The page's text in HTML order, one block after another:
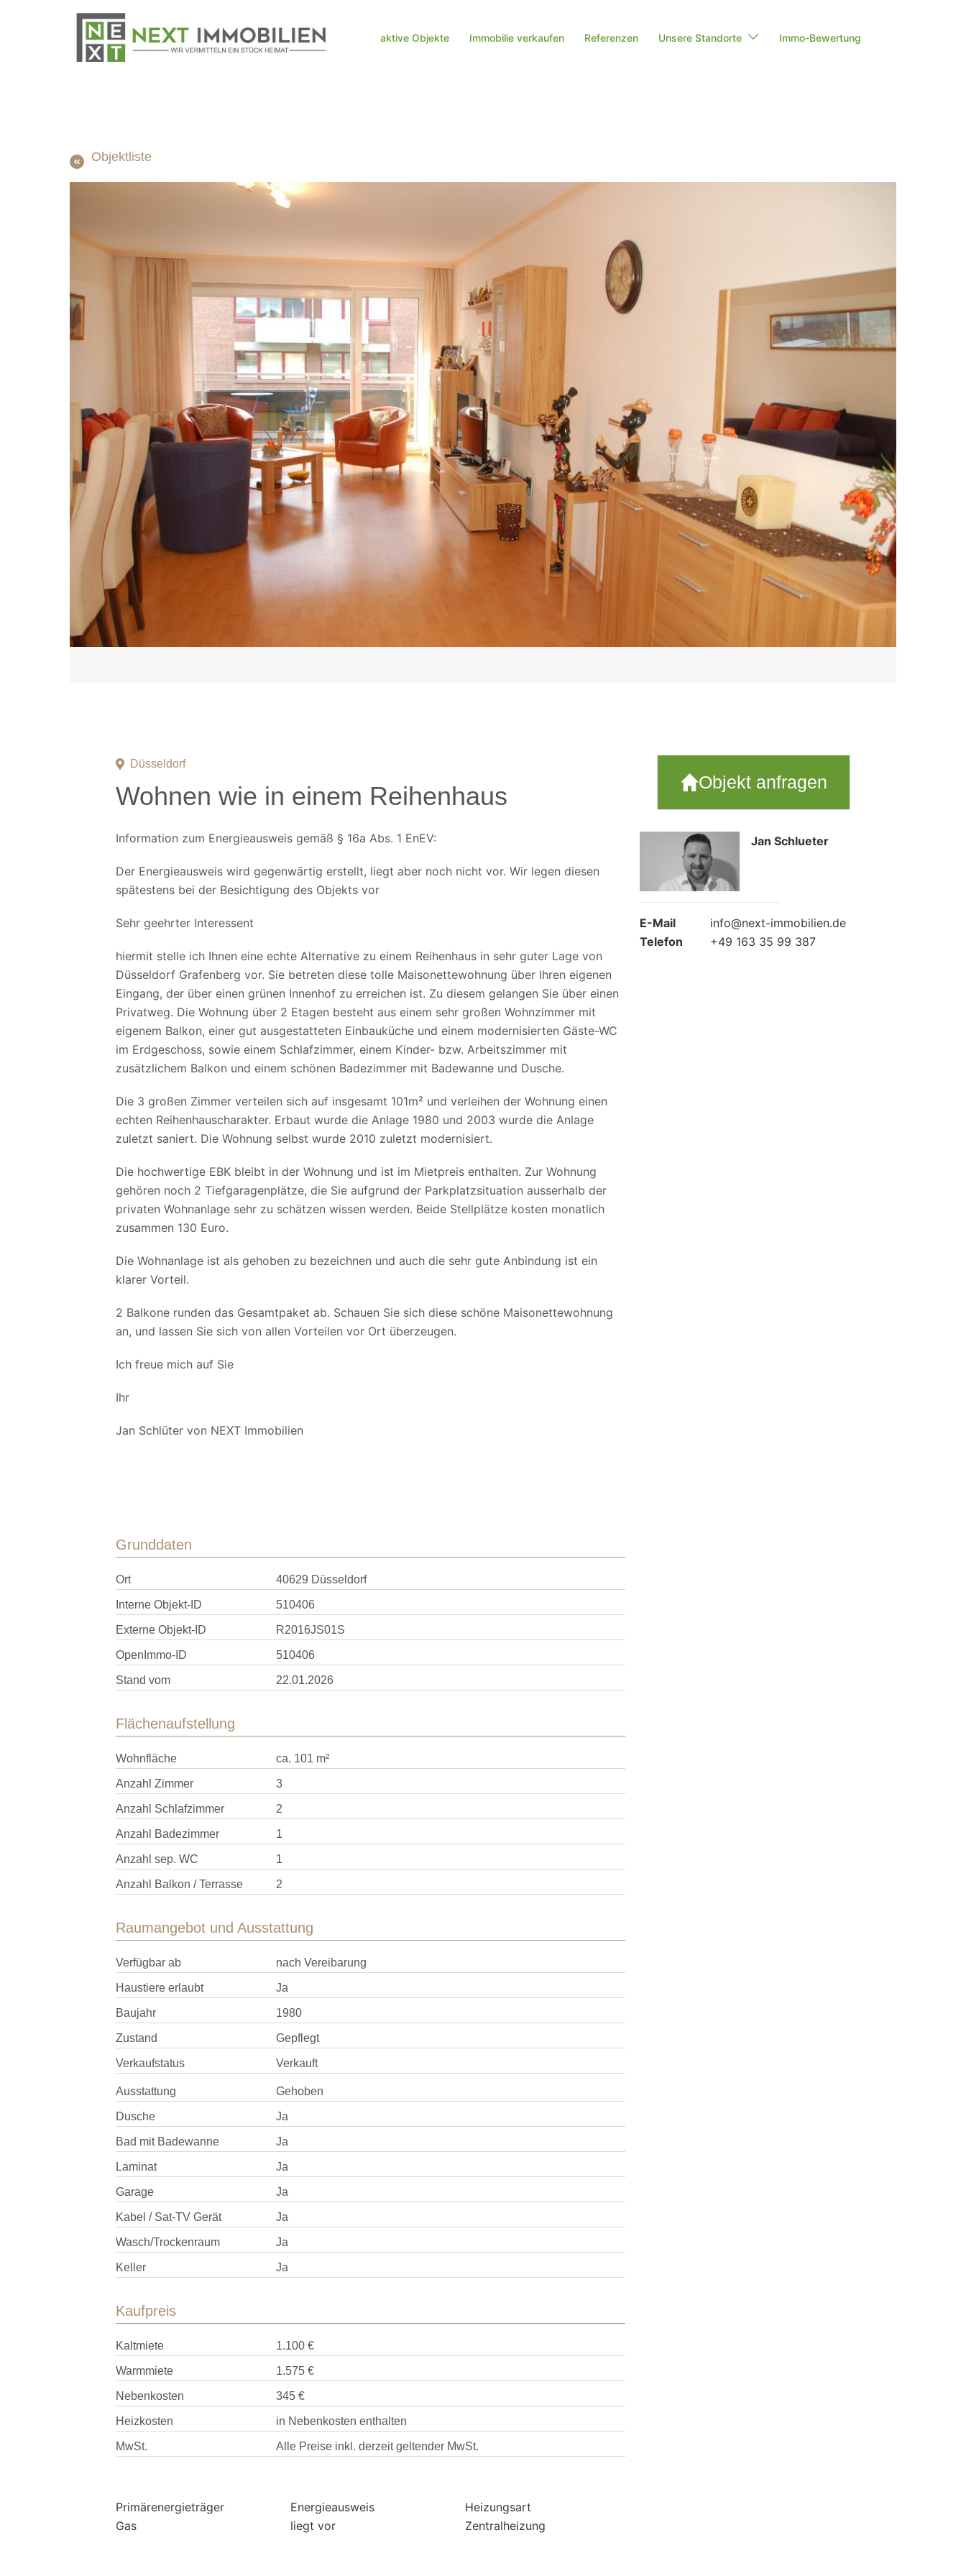
aktive Objekte Immobilie verkaufen Referenzen Unsere Standorte Immo-Bewertung
Objektliste
Düsseldorf
Wohnen wie in einem Reihenhaus
Information zum Energieausweis gemäß § 16a Abs. 1 EnEV:
Der Energieausweis wird gegenwärtig erstellt, liegt aber noch nicht vor. Wir legen diesen
spätestens bei der Besichtigung des Objekts vor
Sehr geehrter Interessent
hiermit stelle ich Ihnen eine echte Alternative zu einem Reihenhaus in sehr guter Lage von
Düsseldorf Grafenberg vor. Sie betreten diese tolle Maisonettewohnung über Ihren eigenen
Eingang, der über einen grünen Innenhof zu erreichen ist. Zu diesem gelangen Sie über einen
Privatweg. Die Wohnung über 2 Etagen besteht aus einem sehr großen Wohnzimmer mit
eigenem Balkon, einer gut ausgestatteten Einbauküche und einem modernisierten Gäste-WC
im Erdgeschoss, sowie einem Schlafzimmer, einem Kinder- bzw. Arbeitszimmer mit
zusätzlichem Balkon und einem schönen Badezimmer mit Badewanne und Dusche.
Die 3 großen Zimmer verteilen sich auf insgesamt 101m² und verleihen der Wohnung einen
echten Reihenhauscharakter. Erbaut wurde die Anlage 1980 und 2003 wurde die Anlage
zuletzt saniert. Die Wohnung selbst wurde 2010 zuletzt modernisiert.
Die hochwertige EBK bleibt in der Wohnung und ist im Mietpreis enthalten. Zur Wohnung
gehören noch 2 Tiefgaragenplätze, die Sie aufgrund der Parkplatzsituation ausserhalb der
privaten Wohnanlage sehr zu schätzen wissen werden. Beide Stellplätze kosten monatlich
zusammen 130 Euro.
Die Wohnanlage ist als gehoben zu bezeichnen und auch die sehr gute Anbindung ist ein
klarer Vorteil.
2 Balkone runden das Gesamtpaket ab. Schauen Sie sich diese schöne Maisonettewohnung
an, und lassen Sie sich von allen Vorteilen vor Ort überzeugen.
Ich freue mich auf Sie
Ihr
Jan Schlüter von NEXT Immobilien
Grunddaten
Ort 40629 Düsseldorf
Interne Objekt-ID 510406
Externe Objekt-ID R2016JS01S
OpenImmo-ID 510406
Stand vom 22.01.2026
Flächenaufstellung
Wohnfläche ca. 101 m²
Anzahl Zimmer 3
Anzahl Schlafzimmer 2
Anzahl Badezimmer 1
Anzahl sep. WC 1
Anzahl Balkon / Terrasse 2
Raumangebot und Ausstattung
Verfügbar ab nach Vereibarung
Haustiere erlaubt Ja
Baujahr 1980
Zustand Gepflegt
Verkaufstatus Verkauft
Ausstattung Gehoben
Dusche Ja
Bad mit Badewanne Ja
Laminat Ja
Garage Ja
Kabel / Sat-TV Gerät Ja
Wasch/Trockenraum Ja
Keller Ja
Kaufpreis
Kaltmiete 1.100 €
Warmmiete 1.575 €
Nebenkosten 345 €
Heizkosten in Nebenkosten enthalten
MwSt. Alle Preise inkl. derzeit geltender MwSt.
Primärenergieträger
Gas
Energieausweis
liegt vor
Heizungsart
Zentralheizung
Objekt anfragen
Jan Schlueter
E-Mail
info@next-immobilien.de
Telefon
+49 163 35 99 387